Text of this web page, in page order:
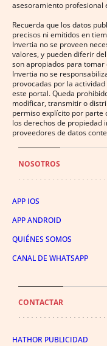
asesoramiento profesional
Recuerda que los datos
precisos ni emitidos en
Invertia no se proveen
valores, y pueden diferir
son apropiados para tomar
Invertia no se
provocadas por la
este portal. Queda
modificar, transmitir o
permiso explícito por parte
los derechos de propiedad
proveedores de datos
NOSOTROS
APP IOS
APP ANDROID
QUIÉNES SOMOS
CANAL DE WHATSAPP
CONTACTAR
HATHOR PUBLICIDAD